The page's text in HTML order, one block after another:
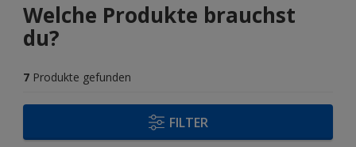
Welche Produkte brauchst
du?
7 Produkte gefunden
FILTER